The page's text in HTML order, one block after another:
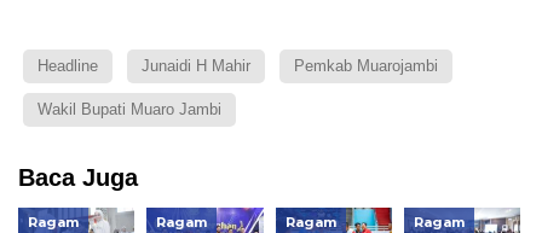
Headline Junaidi H Mahir Pemkab Muarojambi
Wakil Bupati Muaro Jambi
Baca Juga
Ragam Ragam Ragam Ragam